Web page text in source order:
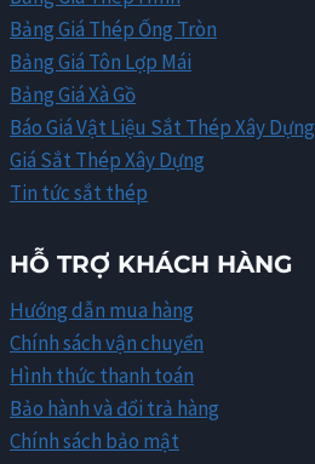
Bảng Giá Thép Ống Tròn
Bảng Giá Tôn Lợp Mái
Bảng Giá Xà Gồ
Báo Giá Vật Liệu Sắt Thép Xây Dựng
Giá Sắt Thép Xây Dựng
Tin tức sắt thép
HỖ TRỢ KHÁCH HÀNG
Hướng dẫn mua hàng
Chính sách vận chuyển
Hình thức thanh toán
Bảo hành và đổi trả hàng
Chính sách bảo mật